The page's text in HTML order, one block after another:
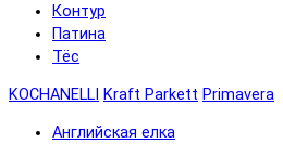
Контур
Патина
Тёс
KOCHANELLI Kraft Parkett Primavera
Английская елка